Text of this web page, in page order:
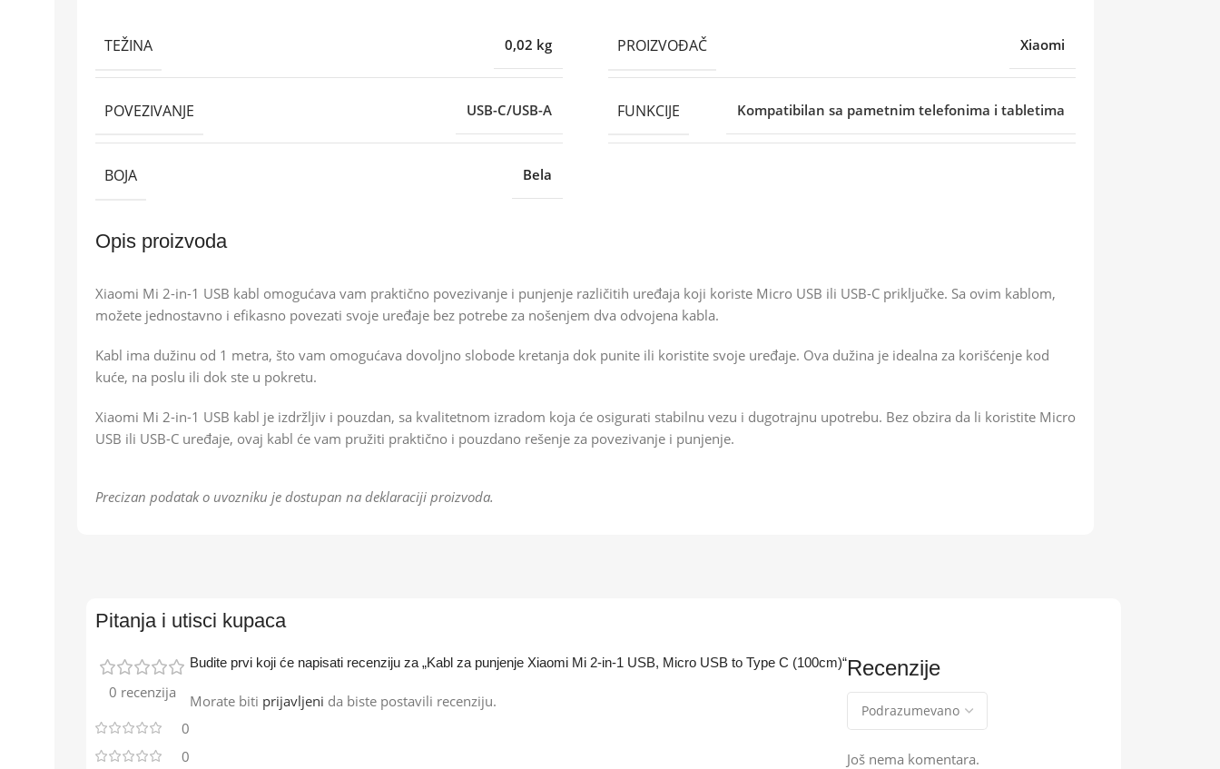
TEŽINA 0,02 kg PROIZVOĐAČ Xiaomi
POVEZIVANJE USB-C/USB-A FUNKCIJE Kompatibilan sa pametnim telefonima i tabletima
BOJA Bela
Opis proizvoda
Xiaomi Mi 2-in-1 USB kabl omogućava vam praktično povezivanje i punjenje različitih uređaja koji koriste Micro USB ili USB-C priključke. Sa ovim kablom,
možete jednostavno i efikasno povezati svoje uređaje bez potrebe za nošenjem dva odvojena kabla.
Kabl ima dužinu od 1 metra, što vam omogućava dovoljno slobode kretanja dok punite ili koristite svoje uređaje. Ova dužina je idealna za korišćenje kod
kuće, na poslu ili dok ste u pokretu.
Xiaomi Mi 2-in-1 USB kabl je izdržljiv i pouzdan, sa kvalitetnom izradom koja će osigurati stabilnu vezu i dugotrajnu upotrebu. Bez obzira da li koristite Micro
USB ili USB-C uređaje, ovaj kabl će vam pružiti praktično i pouzdano rešenje za povezivanje i punjenje.
Precizan podatak o uvozniku je dostupan na deklaraciji proizvoda.
Pitanja i utisci kupaca
0 recenzija
0
0
Recenzije
Još nema komentara.
Budite prvi koji će napisati recenziju za „Kabl za punjenje Xiaomi Mi 2-in-1 USB, Micro USB to Type C (100cm)“
Morate biti prijavljeni da biste postavili recenziju.